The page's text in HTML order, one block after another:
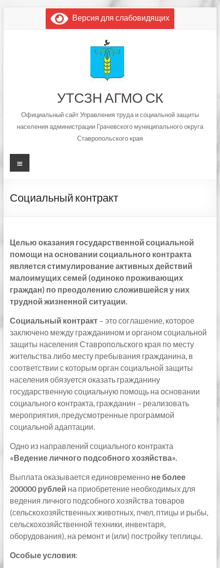
содержимому
Версия для слабовидящих
УТСЗН АГМО СК
Официальный сайт Управления труда и социальной защиты
населения администрации Грачевского муниципального округа
Ставропольского края
Меню
Социальный контракт
Целью оказания государственной социальной
помощи на основании социального контракта
является стимулирование активных действий
малоимущих семей (одиноко проживающих
граждан) по преодолению сложившейся у них
трудной жизненной ситуации.
Социальный контракт– это соглашение, которое
заключено между гражданином и органом социальной
защиты населения Ставропольского края по месту
жительства либо месту пребывания гражданина, в
соответствии с которым орган социальной защиты
населения обязуется оказать гражданину
государственную социальную помощь на основании
социального контракта, гражданин – реализовать
мероприятия, предусмотренные программой
социальной адаптации.
Одно из направлений социального контракта
«Ведение личного подсобного хозяйства».
Выплата оказывается единовременно не более
200000 рублей на приобретение необходимых для
ведения личного подсобного хозяйства товаров
(сельскохозяйственных животных, пчел, птицы и рыбы,
сельскохозяйственной техники, инвентаря,
оборудования), на ремонт и (или) постройку теплицы.
Особые условия: